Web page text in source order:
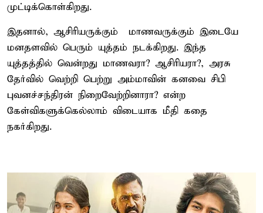
முட்டிக்கொள்கிறது.
இதனால், ஆசிரியருக்கும் – மாணவருக்கும் இடையே
மனதளவில் பெரும் யுத்தம் நடக்கிறது. இந்த
யுத்தத்தில் வென்றது மாணவரா? ஆசிரியரா?, அரசு
தேர்வில் வெற்றி பெற்று அம்மாவின் கனவை சிபி
புவனச்சந்திரன் நிறைவேற்றினாரா? என்ற
கேள்விகளுக்கெல்லாம் விடையாக மீதி கதை
நகர்கிறது.